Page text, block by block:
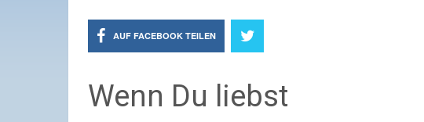
AUF FACEBOOK TEILEN
Wenn Du liebst